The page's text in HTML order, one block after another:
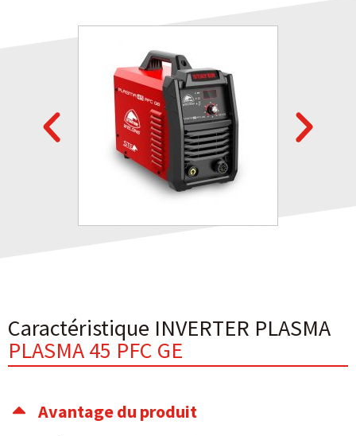
Caractéristique INVERTER PLASMA
PLASMA 45 PFC GE
Avantage du produit